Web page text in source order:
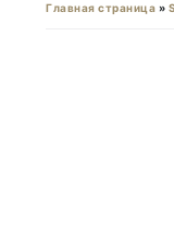
Главная страница »